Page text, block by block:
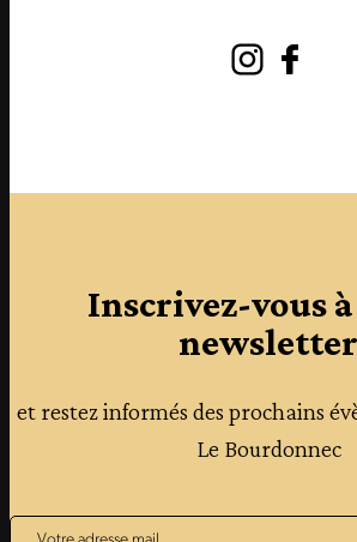
Instagram
Inscrivez-vous
newsletter
et restez informés des prochains
Le Bourdonnec